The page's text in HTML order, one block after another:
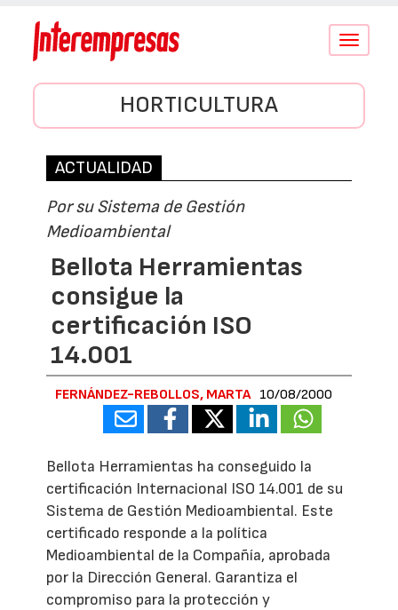
Conmutar
HORTICULTURA
ACTUALIDAD
Por su Sistema de Gestión
Medioambiental
Bellota Herramientas
consigue la
certificación ISO
14.001
FERNÁNDEZ-REBOLLOS, MARTA 10/08/2000
Bellota Herramientas ha conseguido la
certificación Internacional ISO 14.001 de su
Sistema de Gestión Medioambiental. Este
certificado responde a la política
Medioambiental de la Compañía, aprobada
por la Dirección General. Garantiza el
compromiso para la protección y